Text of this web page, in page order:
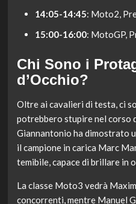
14:05-14:45: Moto2,
15:00-16:00: MotoGP,
Chi Sono i
d’Occhio?
Oltre ai cavalieri di testa, ci
potrebbero stupire nel corso
Giannantonio ha dimostrato
il campione in carica Marc
temibile, capace di brillare in
La classe Moto3 vedrà
concorrenti, mentre Manuel